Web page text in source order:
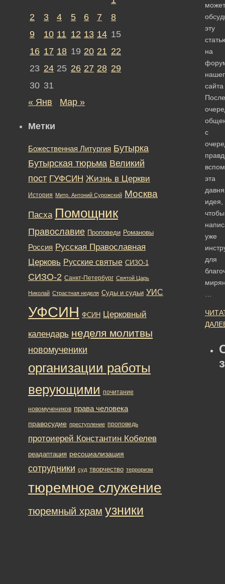
эту
на
сайта
После
с
эта
идея,
чтобы
уже
для
2
3 4 5 6 7
8
9
10 11 12 13 14 15
16 17 18 19 20 21 22
23 24 25 26 27 28 29
30 31
« Янв
Мар »
Метки
Божественная Литургия Бутырка
Бутырская тюрьма Великий
пост ГУФСИН Жизнь в Церкви
История Митр. Антоний Сурожский Москва
Пасха Помощник
Православие Проповеди Романовы
Россия Русская Православная
Церковь Русские святые СИЗО-1
СИЗО-2 Санкт-Петербург Святой Царь
Николай Страстная неделя Суды и судьи УИС
УФСИН ФСИН Церковный
календарь неделя молитвы
новомученики
организации работы
верующими почитание
новомучеников права человека
правосудие преступление проповедь
протоиерей Константин Кобелев
реадаптация ресоциализация
сотрудники суд творчество терроризм
тюремное служение
тюремный храм узники